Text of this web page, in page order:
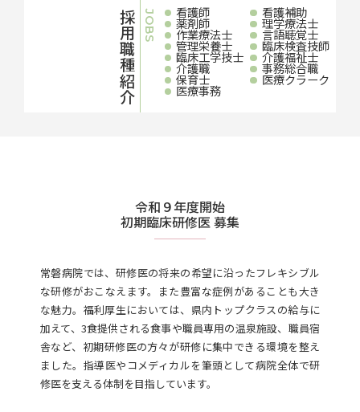
採用職種紹介 JOBS 看護師 看護補助
薬剤師 理学療法士
作業療法士 言語聴覚士
管理栄養士 臨床検査技師
臨床工学技士 介護福祉士
介護職 事務総合職
保育士 医療クラーク
医療事務
令和９年度開始
初期臨床研修医 募集
常磐病院では、研修医の将来の希望に沿ったフレキシブル
な研修がおこなえます。また豊富な症例があることも大き
な魅力。福利厚生においては、県内トップクラスの給与に
加えて、3食提供される食事や職員専用の温泉施設、職員宿
舎など、初期研修医の方々が研修に集中できる環境を整え
ました。指導医やコメディカルを筆頭として病院全体で研
修医を支える体制を目指しています。